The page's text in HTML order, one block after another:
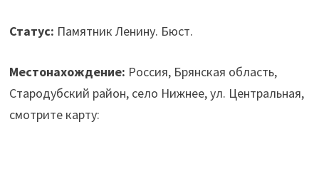
Статус: Памятник Ленину. Бюст.
Местонахождение: Россия, Брянская область,
Стародубский район, село Нижнее, ул. Центральная,
смотрите карту: